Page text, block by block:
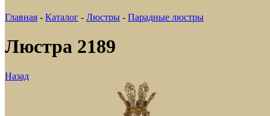
Главная - Каталог - Люстры - Парадные люстры
Люстра 2189
Назад